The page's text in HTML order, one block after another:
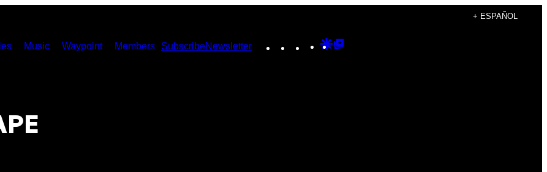
+ ESPAÑOL
Music Waypoint Members SubscribeNewsletter Instagram
TikTokYouTube
Google